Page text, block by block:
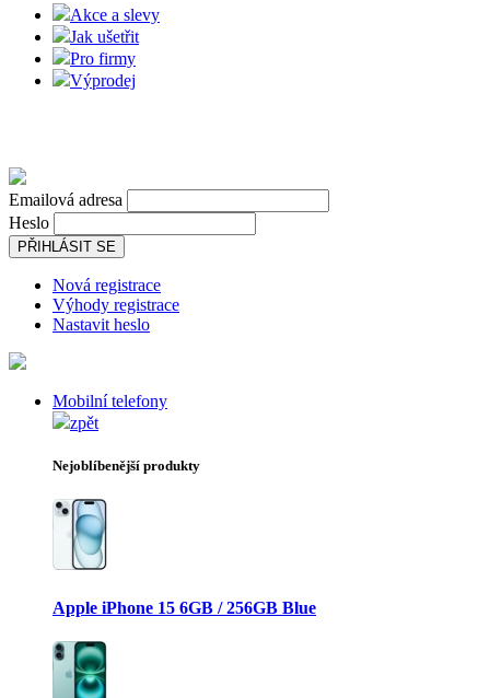
Akce a slevy
Jak ušetřit
Pro firmy
Výprodej
Emailová adresa
Heslo
PŘIHLÁSIT SE
Nová registrace
Výhody registrace
Nastavit heslo
Mobilní telefony
zpět
Nejoblíbenější produkty
Apple iPhone 15 6GB / 256GB Blue